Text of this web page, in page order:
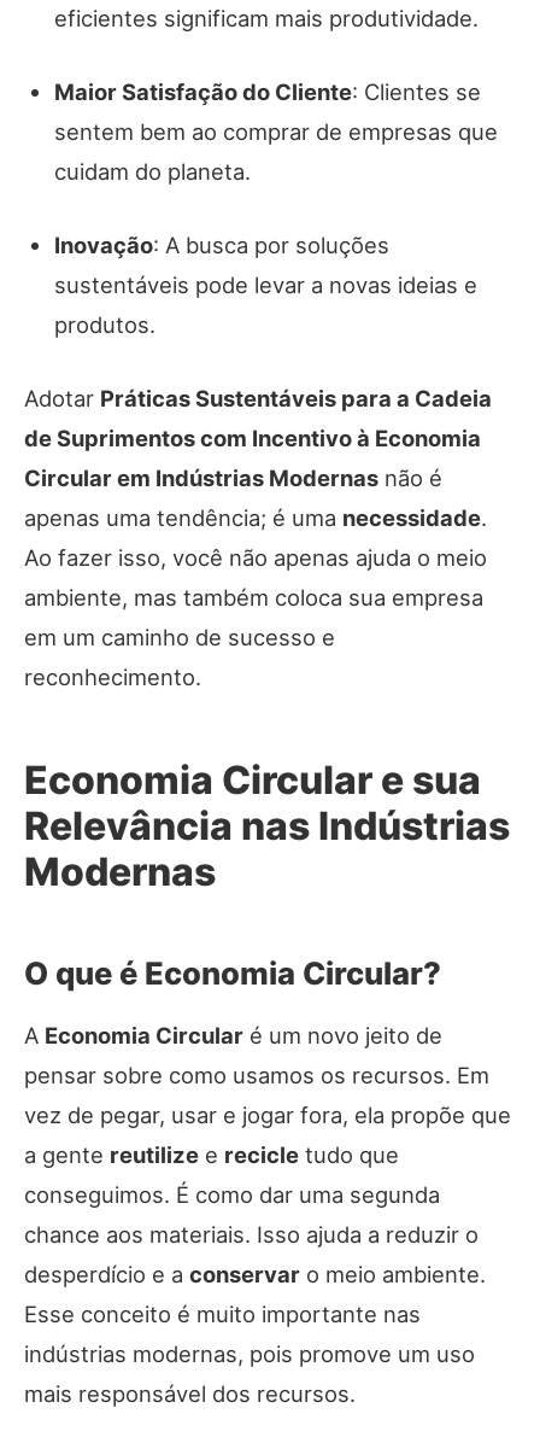
eficientes significam mais produtividade.
Maior Satisfação do Cliente: Clientes se
sentem bem ao comprar de empresas que
cuidam do planeta.
Inovação: A busca por soluções
sustentáveis pode levar a novas ideias e
produtos.
Adotar Práticas Sustentáveis para a Cadeia
de Suprimentos com Incentivo à Economia
Circular em Indústrias Modernas não é
apenas uma tendência; é uma necessidade.
Ao fazer isso, você não apenas ajuda o meio
ambiente, mas também coloca sua empresa
em um caminho de sucesso e
reconhecimento.
Economia Circular e sua
Relevância nas Indústrias
Modernas
O que é Economia Circular?
A Economia Circular é um novo jeito de
pensar sobre como usamos os recursos. Em
vez de pegar, usar e jogar fora, ela propõe que
a gente reutilize e recicle tudo que
conseguimos. É como dar uma segunda
chance aos materiais. Isso ajuda a reduzir o
desperdício e a conservar o meio ambiente.
Esse conceito é muito importante nas
indústrias modernas, pois promove um uso
mais responsável dos recursos.